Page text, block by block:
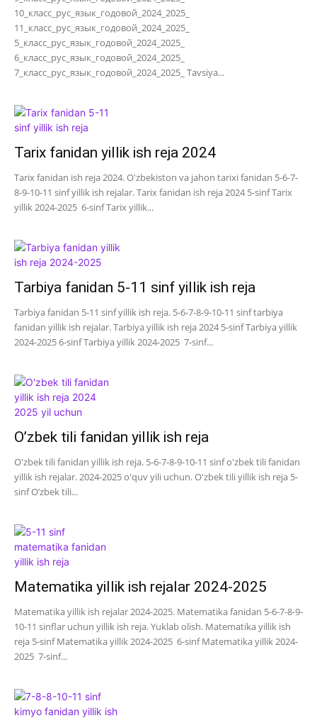
10_класс_рус_язык_годовой_2024_2025_
11_класс_рус_язык_годовой_2024_2025_
5_класс_рус_язык_годовой_2024_2025_
6_класс_рус_язык_годовой_2024_2025_
7_класс_рус_язык_годовой_2024_2025_ Tavsiya...
Tarix fanidan yillik ish reja 2024
Tarix fanidan ish reja 2024. O'zbekiston va jahon tarixi fanidan 5-6-7-
8-9-10-11 sinf yillik ish rejalar. Tarix fanidan ish reja 2024 5-sinf Tarix
yillik 2024-2025 6-sinf Tarix yillik...
Tarbiya fanidan 5-11 sinf yillik ish reja
Tarbiya fanidan 5-11 sinf yillik ish reja. 5-6-7-8-9-10-11 sinf tarbiya
fanidan yillik ish rejalar. Tarbiya yillik ish reja 2024 5-sinf Tarbiya yillik
2024-2025 6-sinf Tarbiya yillik 2024-2025 7-sinf...
O’zbek tili fanidan yillik ish reja
O'zbek tili fanidan yillik ish reja. 5-6-7-8-9-10-11 sinf o'zbek tili fanidan
yillik ish rejalar. 2024-2025 o'quv yili uchun. O'zbek tili yillik ish reja 5-
sinf O’zbek tili...
Matematika yillik ish rejalar 2024-2025
Matematika yillik ish rejalar 2024-2025. Matematika fanidan 5-6-7-8-9-
10-11 sinflar uchun yillik ish reja. Yuklab olish. Matematika yillik ish
reja 5-sinf Matematika yillik 2024-2025 6-sinf Matematika yillik 2024-
2025 7-sinf...